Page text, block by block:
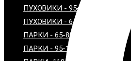
ПУХОВИКИ - 95-100 см
ПУХОВИКИ - 65-80 см
ПАРКИ - 65-80 СМ
ПАРКИ - 95-100 СМ